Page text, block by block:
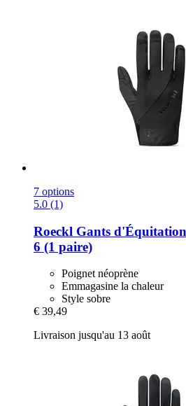
7 options
5.0 (1)
Roeckl Gants
6 (1 paire)
Poignet néoprène
Emmagasine la chaleur
Style sobre
€ 39,49
Livraison jusqu'au 13 août